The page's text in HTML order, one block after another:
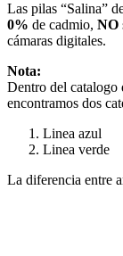
Las pilas “Salina”
0% de cadmio, NO
cámaras digitales.
Nota:
Dentro del catalogo
encontramos dos
Linea azul
Linea verde
La diferencia entre